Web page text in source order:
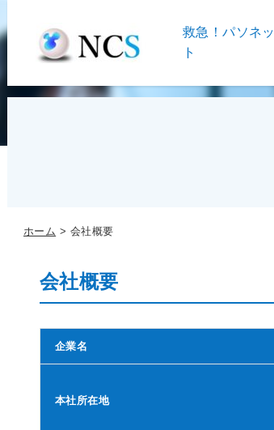
救急！パソネッ
ト
ホーム 会社概要
会社概要
企業名
本社所在地